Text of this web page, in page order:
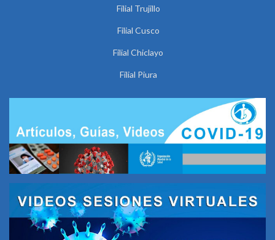
Filial Trujillo
Filial Cusco
Filial Chiclayo
Filial Piura